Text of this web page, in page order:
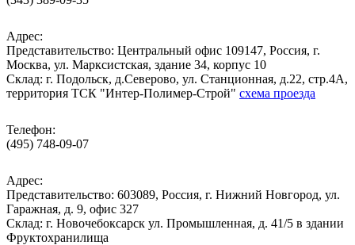
Адрес:
Представительство: Центральный офис 109147, Россия, г.
Москва, ул. Марксистская, здание 34, корпус 10
Cклад: г. Подольск, д.Северово, ул. Станционная, д.22, стр.4А,
территория ТСК "Интер-Полимер-Строй" схема проезда
Телефон:
(495) 748-09-07
Адрес:
Представительство: 603089, Россия, г. Нижний Новгород, ул.
Гаражная, д. 9, офис 327
Склад: г. Новочебоксарск ул. Промышленная, д. 41/5 в здании
Фруктохранилища